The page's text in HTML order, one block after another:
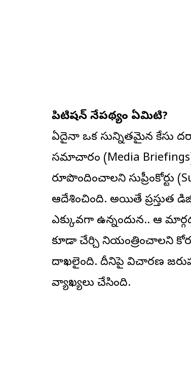
పిటిషన్ నేపథ్యం ఏమిటి?
ఏదైనా ఒక సున్నితమైన కేసు
సమాచారం (Media
రూపొందించాలని సుప్రీంకోర్టు
ఆదేశించింది. అయితే ప్రస్తుత
ఎక్కువగా ఉన్నందున.. ఆ
కూడా చేర్చి నియంత్రించాలని
దాఖలైంది. దీనిపై విచారణ
వ్యాఖ్యలు చేసింది.